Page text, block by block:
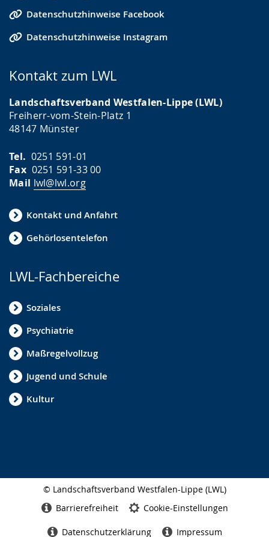
Datenschutzhinweise Facebook
Datenschutzhinweise Instagram
Kontakt zum LWL
Landschaftsverband Westfalen-Lippe (LWL)
Freiherr-vom-Stein-Platz 1
48147 Münster
Tel. 0251 591-01
Fax0251 591-33 00
Mail lwl@lwl.org
Kontakt und Anfahrt
Gehörlosentelefon
LWL-Fachbereiche
Soziales
Psychiatrie
Maßregelvollzug
Jugend und Schule
Kultur
© Landschaftsverband Westfalen-Lippe (LWL)
Barrierefreiheit Cookie-Einstellungen
Datenschutzerklärung Impressum